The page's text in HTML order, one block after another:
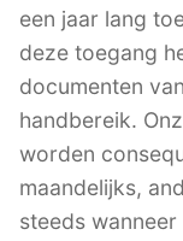
een jaar lang
deze toegang
documenten
handbereik.
worden
maandelijks,
steeds